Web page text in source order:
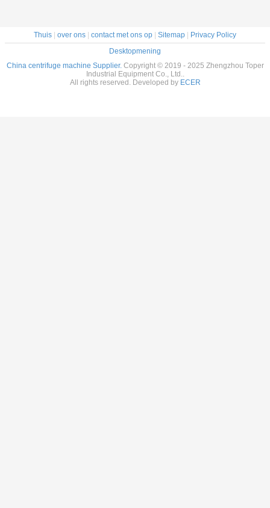
Thuis | over ons | contact met ons op | Sitemap | Privacy Policy
Desktopmening
China centrifuge machine Supplier. Copyright © 2019 - 2025 Zhengzhou Toper
Industrial Equipment Co., Ltd..
All rights reserved. Developed by ECER